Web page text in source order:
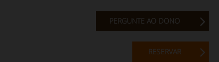
PERGUNTE AO DONO
RESERVAR